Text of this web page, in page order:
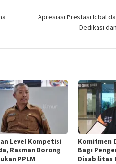
Apresiasi Prestasi Iqbal
Dedikasi
Level Kompetisi
Rasman Dorong
PPLM
Komitmen
Bagi
Disabilitas